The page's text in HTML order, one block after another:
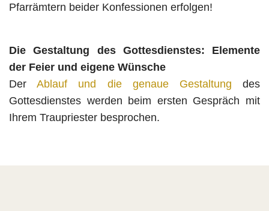
Pfarrämtern beider Konfessionen erfolgen!
Die Gestaltung des Gottesdienstes: Elemente
der Feier und eigene Wünsche
DerAblauf und die genaue Gestaltung des
Gottesdienstes werden beim ersten Gespräch mit
Ihrem Traupriester besprochen.